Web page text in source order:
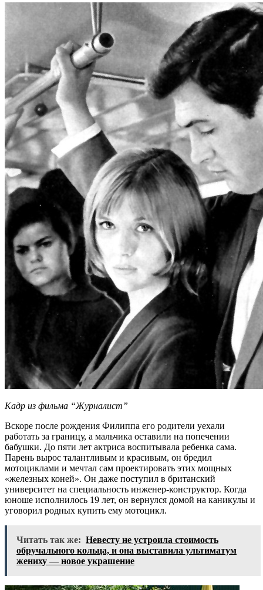
Кадр из фильма “Журналист”
Вскоре после рождения Филиппа его родители уехали
работать за границу, а мальчика оставили на попечении
бабушки. До пяти лет актриса воспитывала ребенка сама.
Парень вырос талантливым и красивым, он бредил
мотоциклами и мечтал сам проектировать этих мощных
«железных коней». Он даже поступил в британский
университет на специальность инженер-конструктор. Когда
юноше исполнилось 19 лет, он вернулся домой на каникулы и
уговорил родных купить ему мотоцикл.
Читать так же: Невесту не устроила стоимость
обручального кольца, и она выставила ультиматум
жениху — новое украшение